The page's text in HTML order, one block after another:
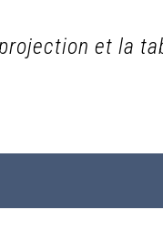
et la